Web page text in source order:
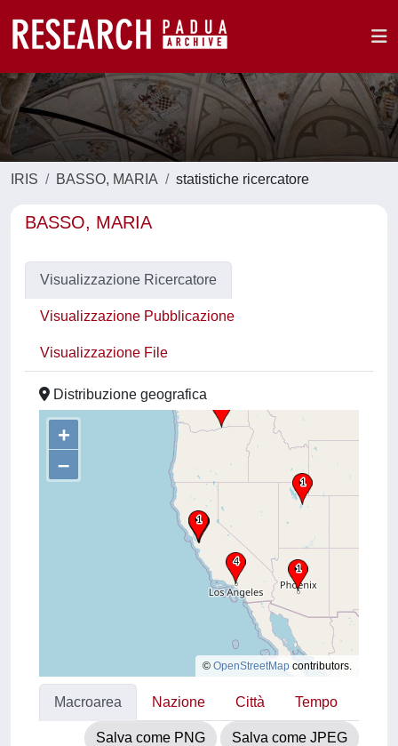
IRIS BASSO, MARIA statistiche ricercatore
BASSO, MARIA
Visualizzazione Ricercatore
Visualizzazione Pubblicazione
Visualizzazione File
Distribuzione geografica
+
–
© OpenStreetMap contributors.
Macroarea Nazione Città Tempo
Salva come PNG Salva come JPEG